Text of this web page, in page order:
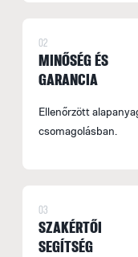
02
MINŐSÉG ÉS
GARANCIA
Ellenőrzött
csomagolásban.
03
SZAKÉRTŐI
SEGÍTSÉG